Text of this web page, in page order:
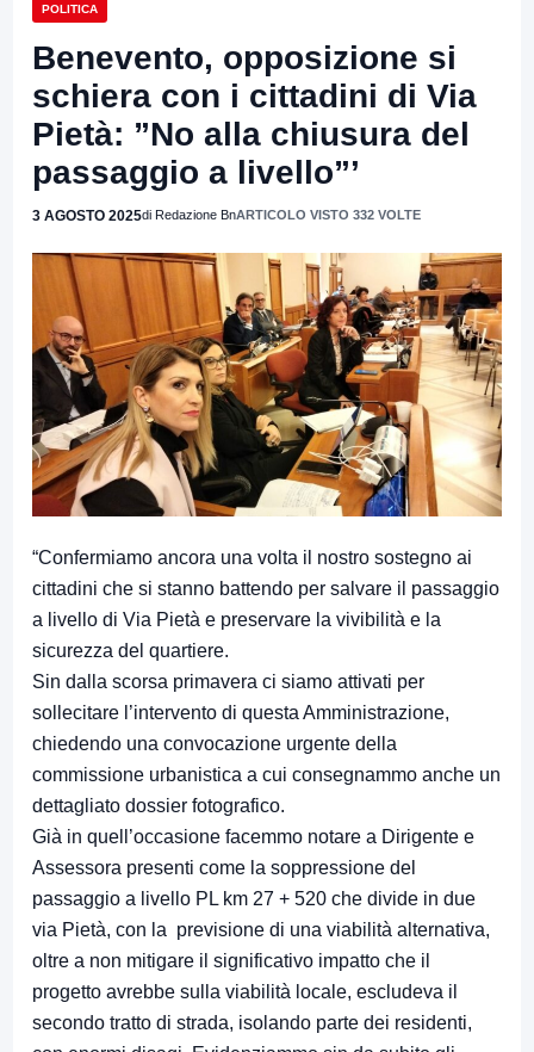
POLITICA
Benevento, opposizione si
schiera con i cittadini di Via
Pietà: ”No alla chiusura del
passaggio a livello”’
3 AGOSTO 2025di Redazione BnARTICOLO VISTO 332 VOLTE
“Confermiamo ancora una volta il nostro sostegno ai
cittadini che si stanno battendo per salvare il passaggio
a livello di Via Pietà e preservare la vivibilità e la
sicurezza del quartiere.
Sin dalla scorsa primavera ci siamo attivati per
sollecitare l’intervento di questa Amministrazione,
chiedendo una convocazione urgente della
commissione urbanistica a cui consegnammo anche un
dettagliato dossier fotografico.
Già in quell’occasione facemmo notare a Dirigente e
Assessora presenti come la soppressione del
passaggio a livello PL km 27 + 520 che divide in due
via Pietà, con la previsione di una viabilità alternativa,
oltre a non mitigare il significativo impatto che il
progetto avrebbe sulla viabilità locale, escludeva il
secondo tratto di strada, isolando parte dei residenti,